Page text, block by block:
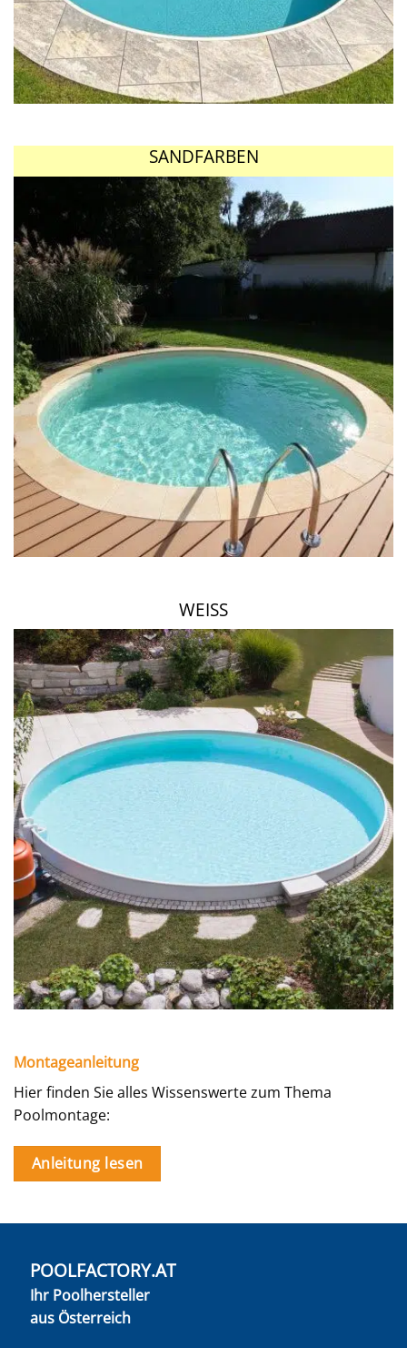
SANDFARBEN
WEISS
Montageanleitung
Hier finden Sie alles Wissenswerte zum Thema
Poolmontage:
Anleitung lesen
POOLFACTORY.AT
Ihr Poolhersteller
aus Österreich